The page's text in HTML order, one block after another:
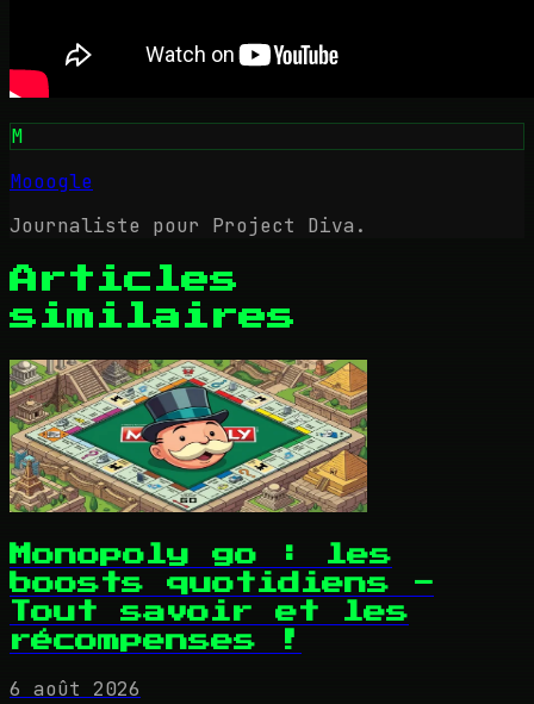
M
Mooogle
Journaliste pour Project Diva.
Articles
similaires
Monopoly go : les
boosts quotidiens -
Tout savoir et les
récompenses !
6 août 2026